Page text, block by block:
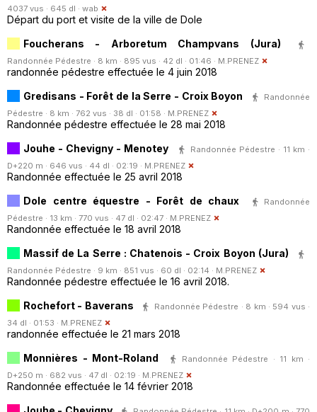
4037 vus · 645 dl · wab
Départ du port et visite de la ville de Dole
Foucherans - Arboretum Champvans (Jura)
Randonnée Pédestre · 8 km · 895 vus · 42 dl · 01:46 · M.PRENEZ
randonnée pédestre effectuée le 4 juin 2018
Gredisans - Forêt de la Serre - Croix Boyon
Randonnée
Pédestre · 8 km · 762 vus · 38 dl · 01:58 · M.PRENEZ
Randonnée pédestre effectuée le 28 mai 2018
Jouhe - Chevigny - Menotey
Randonnée Pédestre · 11 km ·
D+220 m · 646 vus · 44 dl · 02:19 · M.PRENEZ
Randonnée effectuée le 25 avril 2018
Dole centre équestre - Forêt de chaux
Randonnée
Pédestre · 13 km · 770 vus · 47 dl · 02:47 · M.PRENEZ
Randonnée effectuée le 18 avril 2018
Massif de La Serre : Chatenois - Croix Boyon (Jura)
Randonnée Pédestre · 9 km · 851 vus · 60 dl · 02:14 · M.PRENEZ
Randonnée pédestre effectuée le 16 avril 2018.
Rochefort - Baverans
Randonnée Pédestre · 8 km · 594 vus ·
34 dl · 01:53 · M.PRENEZ
randonnée effectuée le 21 mars 2018
Monnières - Mont-Roland
Randonnée Pédestre · 11 km ·
D+250 m · 682 vus · 47 dl · 02:19 · M.PRENEZ
Randonnée effectuée le 14 février 2018